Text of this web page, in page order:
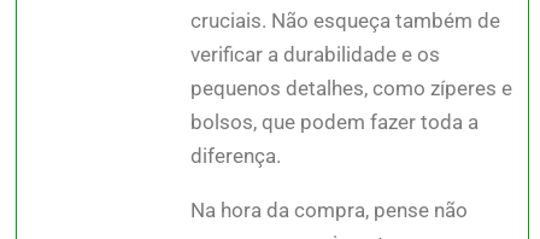
cruciais. Não esqueça também de
verificar a durabilidade e os
pequenos detalhes, como zíperes e
bolsos, que podem fazer toda a
diferença.
Na hora da compra, pense não